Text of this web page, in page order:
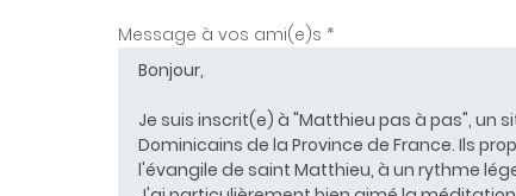
Message à vos ami(e)s *